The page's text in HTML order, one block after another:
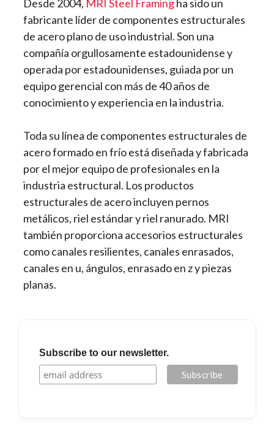
Desde 2004, MRI Steel Framingha sido un
fabricante líder de componentes estructurales
de acero plano de uso industrial. Son una
compañía orgullosamente estadounidense y
operada por estadounidenses, guiada por un
equipo gerencial con más de 40 años de
conocimiento y experiencia en la industria.
Toda su línea de componentes estructurales de
acero formado en frío está diseñada y fabricada
por el mejor equipo de profesionales en la
industria estructural. Los productos
estructurales de acero incluyen pernos
metálicos, riel estándar y riel ranurado. MRI
también proporciona accesorios estructurales
como canales resilientes, canales enrasados,
canales en u, ángulos, enrasado en z y piezas
planas.
Subscribe to our newsletter.